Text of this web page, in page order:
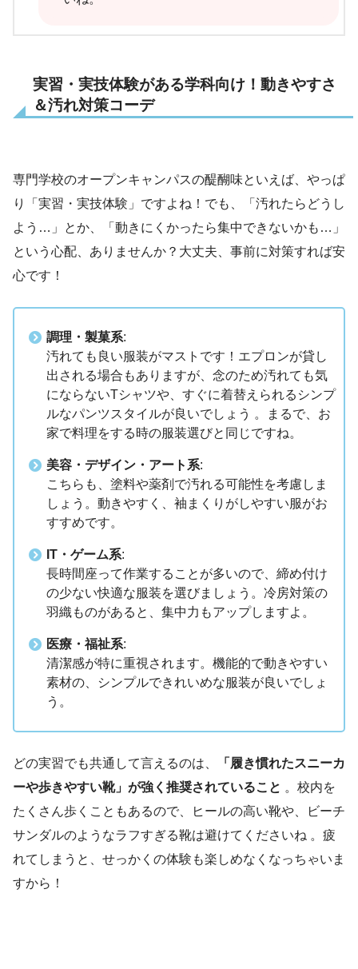
実習・実技体験がある学科向け！動きやすさ
＆汚れ対策コーデ
専門学校のオープンキャンパスの醍醐味といえば、やっぱ
り「実習・実技体験」ですよね！でも、「汚れたらどうし
よう…」とか、「動きにくかったら集中できないかも…」
という心配、ありませんか？大丈夫、事前に対策すれば安
心です！
調理・製菓系:
汚れても良い服装がマストです！エプロンが貸し
出される場合もありますが、念のため汚れても気
にならないTシャツや、すぐに着替えられるシンプ
ルなパンツスタイルが良いでしょう 。まるで、お
家で料理をする時の服装選びと同じですね。
美容・デザイン・アート系:
こちらも、塗料や薬剤で汚れる可能性を考慮しま
しょう。動きやすく、袖まくりがしやすい服がお
すすめです。
IT・ゲーム系:
長時間座って作業することが多いので、締め付け
の少ない快適な服装を選びましょう。冷房対策の
羽織ものがあると、集中力もアップしますよ。
医療・福祉系:
清潔感が特に重視されます。機能的で動きやすい
素材の、シンプルできれいめな服装が良いでしょ
う。
どの実習でも共通して言えるのは、
「履き慣れたスニーカ
ーや歩きやすい靴」が強く推奨されていること 。校内を
たくさん歩くこともあるので、ヒールの高い靴や、ビーチ
サンダルのようなラフすぎる靴は避けてくださいね 。疲
れてしまうと、せっかくの体験も楽しめなくなっちゃいま
すから！